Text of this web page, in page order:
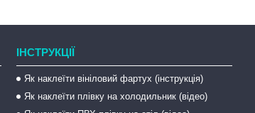
ІНСТРУКЦІЇ
Як наклеїти вініловий фартух (інструкція)
Як наклеїти плівку на холодильник (відео)